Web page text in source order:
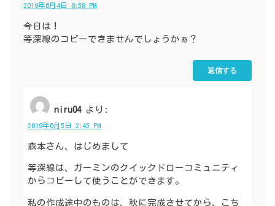
2019年6月4日 8:58 PM
今日は！
等深線のコピーできませんでしょうかぁ？
返信する
niru04 より:
2019年6月5日 2:45 PM
森本さん、はじめまして
等深線は、ガーミンのクイックドローコミュニティ
からコピーして使うことができます。
私の作成途中のものは、秋に完成させてから、こち